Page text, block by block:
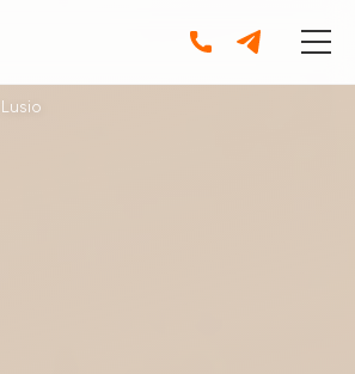
Lusio